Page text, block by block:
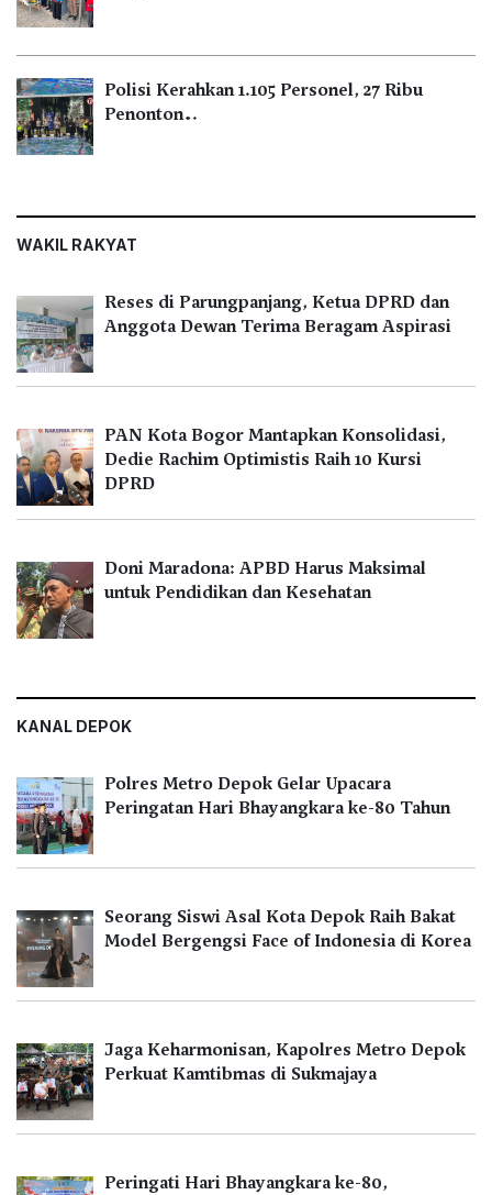
Polisi Kerahkan 1.105 Personel, 27 Ribu
Penonton…
WAKIL RAKYAT
Reses di Parungpanjang, Ketua DPRD dan
Anggota Dewan Terima Beragam Aspirasi
PAN Kota Bogor Mantapkan Konsolidasi,
Dedie Rachim Optimistis Raih 10 Kursi
DPRD
Doni Maradona: APBD Harus Maksimal
untuk Pendidikan dan Kesehatan
KANAL DEPOK
Polres Metro Depok Gelar Upacara
Peringatan Hari Bhayangkara ke-80 Tahun
Seorang Siswi Asal Kota Depok Raih Bakat
Model Bergengsi Face of Indonesia di Korea
Jaga Keharmonisan, Kapolres Metro Depok
Perkuat Kamtibmas di Sukmajaya
Peringati Hari Bhayangkara ke-80,